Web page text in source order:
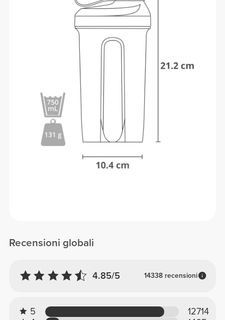
Recensioni globali
4.85/5 14338 recensioni
5
12714